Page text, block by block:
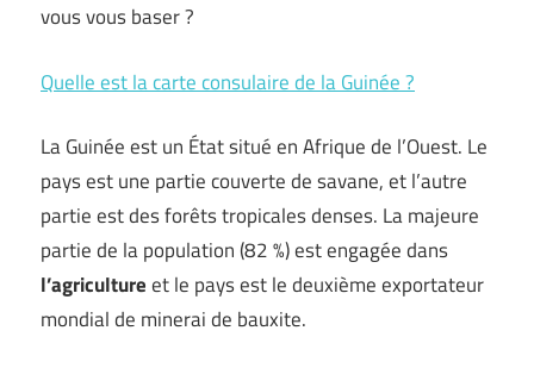
vous vous baser ?
Quelle est la carte consulaire de la Guinée ?
La Guinée est un État situé en Afrique de l’Ouest. Le
pays est une partie couverte de savane, et l’autre
partie est des forêts tropicales denses. La majeure
partie de la population (82 %) est engagée dans
l’agricultureet le pays est le deuxième exportateur
mondial de minerai de bauxite.